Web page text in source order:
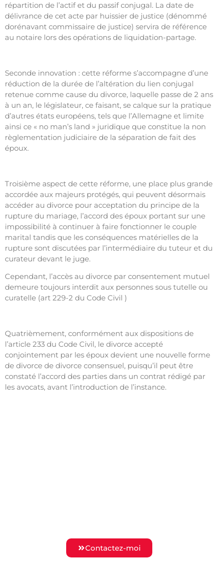
répartition de l’actif et du passif conjugal. La date de
délivrance de cet acte par huissier de justice (dénommé
dorénavant commissaire de justice) servira de référence
au notaire lors des opérations de liquidation-partage.
Seconde innovation : cette réforme s’accompagne d’une
réduction de la durée de l’altération du lien conjugal
retenue comme cause du divorce, laquelle passe de 2 ans
à un an, le législateur, ce faisant, se calque sur la pratique
d’autres états européens, tels que l’Allemagne et limite
ainsi ce « no man’s land » juridique que constitue la non
règlementation judiciaire de la séparation de fait des
époux.
Troisième aspect de cette réforme, une place plus grande
accordée aux majeurs protégés, qui peuvent désormais
accéder au divorce pour acceptation du principe de la
rupture du mariage, l’accord des époux portant sur une
impossibilité à continuer à faire fonctionner le couple
marital tandis que les conséquences matérielles de la
rupture sont discutées par l’intermédiaire du tuteur et du
curateur devant le juge.
Cependant, l’accès au divorce par consentement mutuel
demeure toujours interdit aux personnes sous tutelle ou
curatelle (art 229-2 du Code Civil )
Quatrièmement, conformément aux dispositions de
l’article 233 du Code Civil, le divorce accepté
conjointement par les époux devient une nouvelle forme
de divorce de divorce consensuel, puisqu’il peut être
constaté l’accord des parties dans un contrat rédigé par
les avocats, avant l’introduction de l’instance.
Contactez-moi